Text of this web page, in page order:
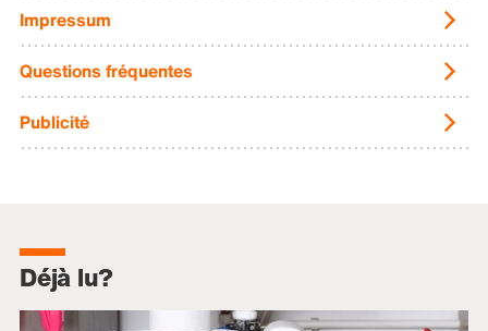
Impressum
Questions fréquentes
Publicité
Déjà lu?